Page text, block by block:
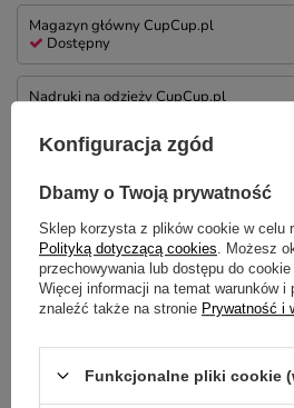
Magazyn główny CupCup.pl
Dostępny
Nadruki na odzieży CupCup.pl
Na zamówienie
Sklep CupCup.pl
Na zamówienie
Konfiguracja zgód
Dbamy o Twoją prywatność
Sklep korzysta z plików cookie w celu
Polityką dotyczącą cookies . Możesz
przechowywania lub dostępu do cookie
Więcej informacji na temat warunków i
znaleźć także na stronie Prywatność i
Funkcjonalne pliki cookie